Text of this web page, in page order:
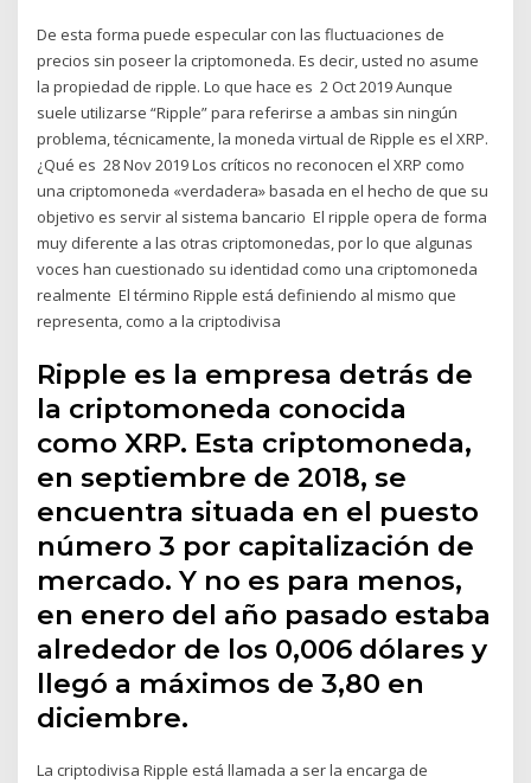
De esta forma puede especular con las fluctuaciones de
precios sin poseer la criptomoneda. Es decir, usted no asume
la propiedad de ripple. Lo que hace es 2 Oct 2019 Aunque
suele utilizarse “Ripple” para referirse a ambas sin ningún
problema, técnicamente, la moneda virtual de Ripple es el XRP.
¿Qué es 28 Nov 2019 Los críticos no reconocen el XRP como
una criptomoneda «verdadera» basada en el hecho de que su
objetivo es servir al sistema bancario El ripple opera de forma
muy diferente a las otras criptomonedas, por lo que algunas
voces han cuestionado su identidad como una criptomoneda
realmente El término Ripple está definiendo al mismo que
representa, como a la criptodivisa
Ripple es la empresa detrás de
la criptomoneda conocida
como XRP. Esta criptomoneda,
en septiembre de 2018, se
encuentra situada en el puesto
número 3 por capitalización de
mercado. Y no es para menos,
en enero del año pasado estaba
alrededor de los 0,006 dólares y
llegó a máximos de 3,80 en
diciembre.
La criptodivisa Ripple está llamada a ser la encarga de